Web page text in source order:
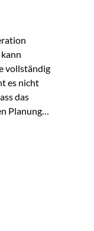
vollständig
es nicht
das
Planung